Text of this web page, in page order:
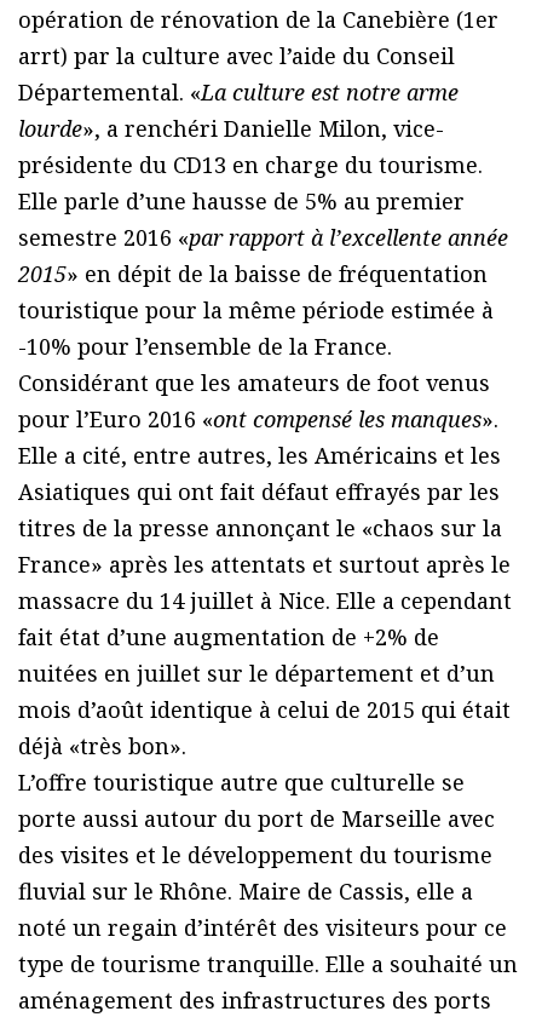
opération de rénovation de la Canebière (1er
arrt) par la culture avec l’aide du Conseil
Départemental. «La culture est notre arme
lourde», a renchéri Danielle Milon, vice-
présidente du CD13 en charge du tourisme.
Elle parle d’une hausse de 5% au premier
semestre 2016 «par rapport à l’excellente année
2015» en dépit de la baisse de fréquentation
touristique pour la même période estimée à
-10% pour l’ensemble de la France.
Considérant que les amateurs de foot venus
pour l’Euro 2016 «ont compensé les manques».
Elle a cité, entre autres, les Américains et les
Asiatiques qui ont fait défaut effrayés par les
titres de la presse annonçant le «chaos sur la
France» après les attentats et surtout après le
massacre du 14 juillet à Nice. Elle a cependant
fait état d’une augmentation de +2% de
nuitées en juillet sur le département et d’un
mois d’août identique à celui de 2015 qui était
déjà «très bon».
L’offre touristique autre que culturelle se
porte aussi autour du port de Marseille avec
des visites et le développement du tourisme
fluvial sur le Rhône. Maire de Cassis, elle a
noté un regain d’intérêt des visiteurs pour ce
type de tourisme tranquille. Elle a souhaité un
aménagement des infrastructures des ports